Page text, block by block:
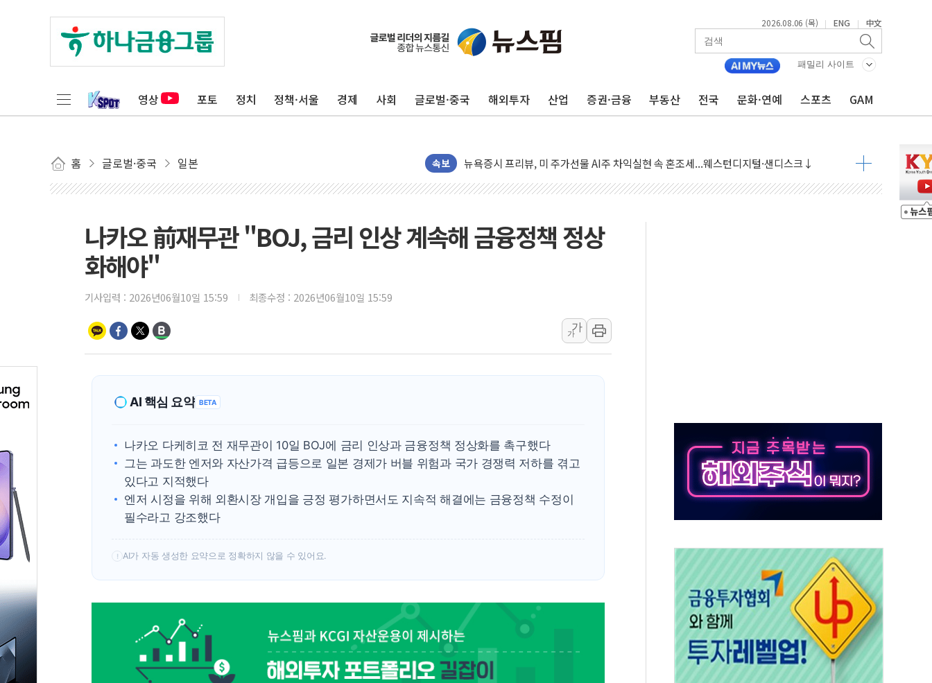
2026.08.06 (목) | ENG | 中文
패밀리 사이트
영상 포토 정치 정책·서울 경제 사회 글로벌·중국 해외투자 산업 증권·금융 부동산 전국 문화·연예 스포츠 GAM
홈 글로벌·중국 일본 속보
뉴욕증시 개장 전 특징주...모더나·아이온큐·도어대시↑ VS 샌디스크·피그마·앱러빈↓
김정관 장관 "영업이익 N% 성과급 반대…상법·자본시장법 개정 논의"
청와대, 북한 단거리 탄도미사일 발사에 긴급 안보 점검회의
금값 7주 만에 최고…美 고용 둔화·호르무즈 재개방 기대에 강세
러, 1인칭시점 드론으로 우크라 민간인 '사파리' 공격… 시민들 공포감 극대화 전략
[베트남 증시] 지수 하락 속 'DGC' 임시 주총 기대감에 홀로 상한가…마진 잔액은 사상 최고
해군 1함대 창설 80주년…지역과 함께하는 '선봉'의 대민 봉사
[3보] 북, 원산서 동해로 단거리 탄도미사일 1발 발사… 올해 10번째·42일 만 도발
해군과 함께하는 '불금전파, 송정' 시즌2
강원도 폭염특보 11일째…온열질환·가축 피해 최소화 '총력 대응'
[코인 시황] 비트코인, ETF 자금 유입에도 박스권…美 암호화폐 법안 처리 여부도 변수
나카오 前재무관 "BOJ, 금리 인상 계속해 금융정책 정상
화해야"
기사입력 : 2026년06월10일 15:59 최종수정 : 2026년06월10일 15:59
가
가
AI 핵심 요약 BETA
나카오 다케히코 전 재무관이 10일 BOJ에 금리 인상과 금융정책 정상화를 촉구했다
그는 과도한 엔저와 자산가격 급등으로 일본 경제가 버블 위험과 국가 경쟁력 저하를 겪고
있다고 지적했다
엔저 시정을 위해 외환시장 개입을 긍정 평가하면서도 지속적 해결에는 금융정책 수정이
필수라고 강조했다
! AI가 자동 생성한 요약으로 정확하지 않을 수 있어요.